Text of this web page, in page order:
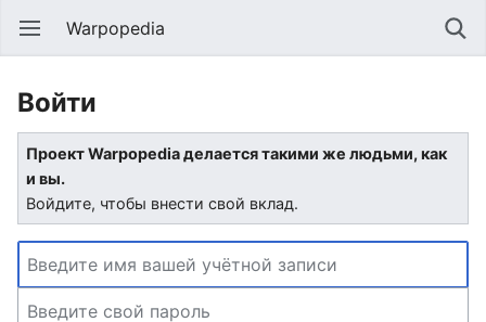
Warpopedia
Войти
Проект Warpopedia делается такими же людьми, как
и вы.
Войдите, чтобы внести свой вклад.